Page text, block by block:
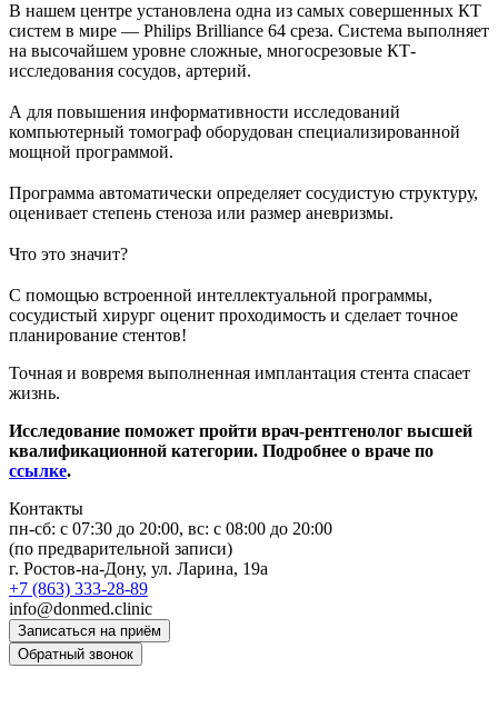
В нашем центре установлена одна из самых совершенных КТ
систем в мире — Philips Brilliance 64 среза. Система выполняет
на высочайшем уровне сложные, многосрезовые КТ-
исследования сосудов, артерий.
А для повышения информативности исследований
компьютерный томограф оборудован специализированной
мощной программой.
Программа автоматически определяет сосудистую структуру,
оценивает степень стеноза или размер аневризмы.
Что это значит?
С помощью встроенной интеллектуальной программы,
сосудистый хирург оценит проходимость и сделает точное
планирование стентов!
Точная и вовремя выполненная имплантация стента спасает
жизнь.
Исследование поможет пройти врач-рентгенолог высшей
квалификационной категории. Подробнее о враче по
ссылке.
Контакты
пн-сб: c 07:30 до 20:00, вс: с 08:00 до 20:00
(по предварительной записи)
г. Ростов-на-Дону, ул. Ларина, 19а
+7 (863) 333-28-89
info@donmed.clinic
Записаться на приём
Обратный звонок